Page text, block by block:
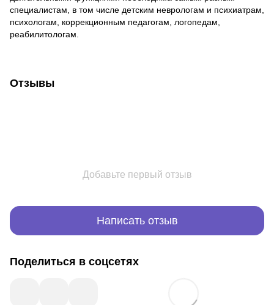
специалистам, в том числе детским неврологам и психиатрам,
психологам, коррекционным педагогам, логопедам,
реабилитологам.
Отзывы
Добавьте первый отзыв
Написать отзыв
Поделиться в соцсетях